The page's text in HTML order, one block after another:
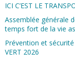
ICI C’EST LE
Assemblée générale
temps fort de la vie
Prévention et
VERT 2026